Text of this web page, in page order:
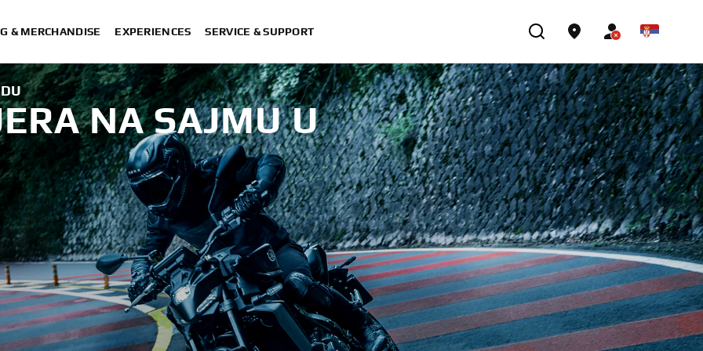
& MERCHANDISE EXPERIENCES SERVICE & SUPPORT
NA SAJMU U